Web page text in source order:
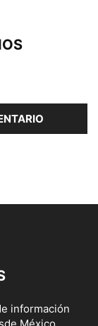
información